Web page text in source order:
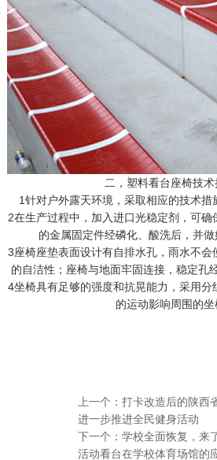
二，塑料看台座椅技术
1针对户外露天环境，采取相应的技术措
2在生产过程中，加入进口光稳定剂，可
的金属固定件经磷化、酸洗后，并做
3座椅座垫表面设计有自排水孔，雨水不
的自洁性；座椅与地面牢固连接，稳定孔
4坐椅具有足够的强度和抗晃能力，采用
的运动影响周围的坐
上一个： 打卡改造后的陕西
进一步推进全民健身活动
下一个： 学校全面恢复，来
活动看台在学校体育场馆的